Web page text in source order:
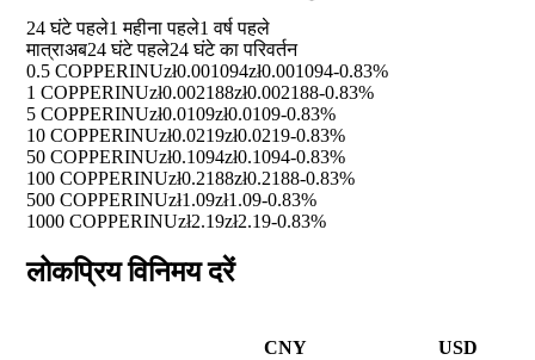
24 घंटे पहले1 महीना पहले1 वर्ष पहले
मात्राअब24 घंटे पहले24 घंटे का परिवर्तन
0.5 COPPERINUzł0.001094zł0.001094-0.83%
1 COPPERINUzł0.002188zł0.002188-0.83%
5 COPPERINUzł0.0109zł0.0109-0.83%
10 COPPERINUzł0.0219zł0.0219-0.83%
50 COPPERINUzł0.1094zł0.1094-0.83%
100 COPPERINUzł0.2188zł0.2188-0.83%
500 COPPERINUzł1.09zł1.09-0.83%
1000 COPPERINUzł2.19zł2.19-0.83%
लोकप्रिय विनिमय दरें
CNY USD